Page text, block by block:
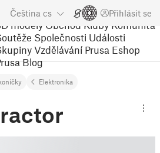
Čeština cs Přihlásit se
modely Obchod Kluby Komunita
Společnosti Události
Vzdělávání Prusa Eshop
Blog
Elektronika